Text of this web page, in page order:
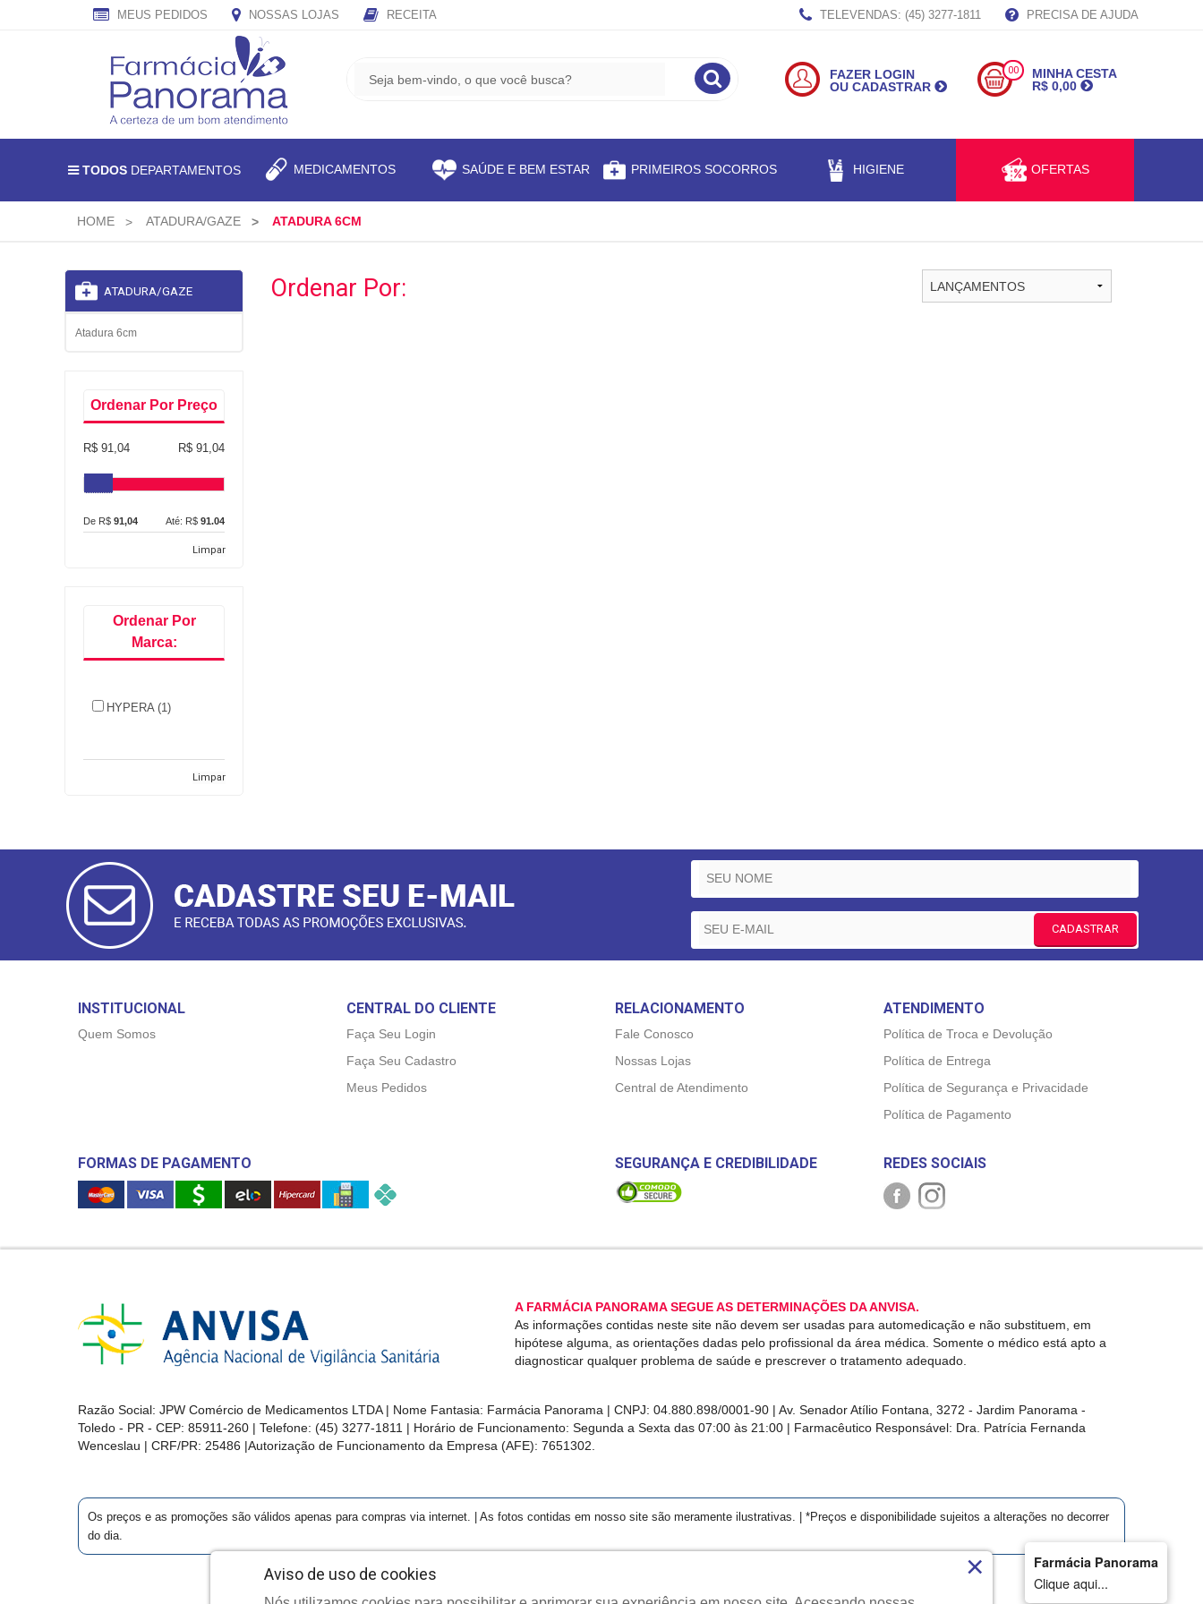
MEUS PEDIDOS NOSSAS LOJAS RECEITA TELEVENDAS: (45) 3277-1811 PRECISA DE AJUDA
Farmácia Panorama
Clique aqui...
FAZER LOGIN
OU CADASTRAR
00
MINHA CESTA
R$ 0,00
TODOS DEPARTAMENTOS MEDICAMENTOS SAÚDE E BEM ESTAR PRIMEIROS SOCORROS HIGIENE OFERTAS
HOME ATADURA/GAZE ATADURA 6CM
ATADURA/GAZE
Atadura 6cm
Ordenar Por Preço
R$ 91,04 R$ 91,04
De R$ 91,04 Até: R$ 91.04
Limpar
Ordenar Por
Marca:
HYPERA (1)
Limpar
Ordenar Por:
CADASTRE
SEU
MAIL
RECEBA
PROMOÇÕES
CADASTRAR
E-MAIL
CADASTRAR
INSTITUCIONAL
Quem Somos
CENTRAL DO CLIENTE
Faça Seu Login
Faça Seu Cadastro
Meus Pedidos
RELACIONAMENTO
Fale Conosco
Nossas Lojas
Central de Atendimento
ATENDIMENTO
Política de Troca e Devolução
Política de Entrega
Política de Segurança e Privacidade
Política de Pagamento
FORMAS DE PAGAMENTO SEGURANÇA E CREDIBILIDADE REDES SOCIAIS
A FARMÁCIA PANORAMA SEGUE AS DETERMINAÇÕES DA ANVISA.
As informações contidas neste site não devem ser usadas para automedicação e não substituem, em
hipótese alguma, as orientações dadas pelo profissional da área médica. Somente o médico está apto a
diagnosticar qualquer problema de saúde e prescrever o tratamento adequado.
Razão Social: JPW Comércio de Medicamentos LTDA | Nome Fantasia: Farmácia Panorama | CNPJ: 04.880.898/0001-90 | Av. Senador Atílio Fontana, 3272 - Jardim Panorama -
Toledo - PR - CEP: 85911-260 | Telefone: (45) 3277-1811 | Horário de Funcionamento: Segunda a Sexta das 07:00 às 21:00 | Farmacêutico Responsável: Dra. Patrícia Fernanda
Wenceslau | CRF/PR: 25486 |Autorização de Funcionamento da Empresa (AFE): 7651302.
Os preços e as promoções são válidos apenas para compras via internet. | As fotos contidas em nosso site são meramente ilustrativas. | *Preços e disponibilidade sujeitos a alterações no decorrer
do dia.
Aviso de uso de cookies ×